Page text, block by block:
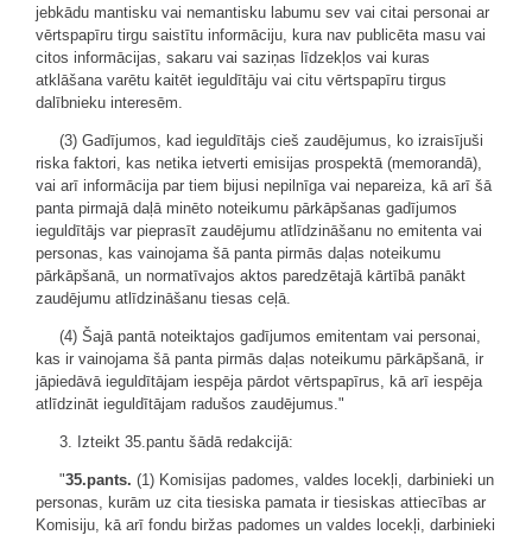
jebkādu mantisku vai nemantisku labumu sev vai citai personai ar
vērtspapīru tirgu saistītu informāciju, kura nav publicēta masu vai
citos informācijas, sakaru vai saziņas līdzekļos vai kuras
atklāšana varētu kaitēt ieguldītāju vai citu vērtspapīru tirgus
dalībnieku interesēm.
(3) Gadījumos, kad ieguldītājs cieš zaudējumus, ko izraisījuši
riska faktori, kas netika ietverti emisijas prospektā (memorandā),
vai arī informācija par tiem bijusi nepilnīga vai nepareiza, kā arī šā
panta pirmajā daļā minēto noteikumu pārkāpšanas gadījumos
ieguldītājs var pieprasīt zaudējumu atlīdzināšanu no emitenta vai
personas, kas vainojama šā panta pirmās daļas noteikumu
pārkāpšanā, un normatīvajos aktos paredzētajā kārtībā panākt
zaudējumu atlīdzināšanu tiesas ceļā.
(4) Šajā pantā noteiktajos gadījumos emitentam vai personai,
kas ir vainojama šā panta pirmās daļas noteikumu pārkāpšanā, ir
jāpiedāvā ieguldītājam iespēja pārdot vērtspapīrus, kā arī iespēja
atlīdzināt ieguldītājam radušos zaudējumus."
3. Izteikt 35.pantu šādā redakcijā:
"35.pants. (1) Komisijas padomes, valdes locekļi, darbinieki un
personas, kurām uz cita tiesiska pamata ir tiesiskas attiecības ar
Komisiju, kā arī fondu biržas padomes un valdes locekļi, darbinieki